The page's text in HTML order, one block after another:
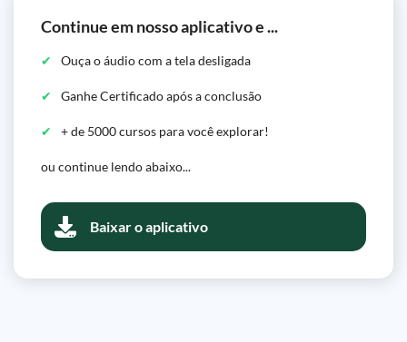
Continue em nosso aplicativo e ...
Ouça o áudio com a tela desligada
Ganhe Certificado após a conclusão
+ de 5000 cursos para você explorar!
ou continue lendo abaixo...
Baixar o aplicativo